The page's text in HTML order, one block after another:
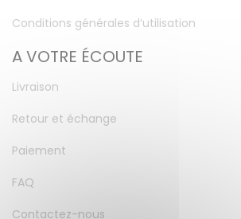
Conditions générales d’utilisation
A VOTRE ÉCOUTE
Livraison
Retour et échange
Paiement
FAQ
Contactez-nous